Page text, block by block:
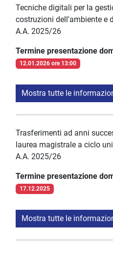
Tecniche digitali per la
costruzioni dell'ambiente e
A.A. 2025/26
Termine presentazione
12.01.2026 ore 13:00
Mostra tutte le
Trasferimenti ad anni
laurea magistrale a ciclo
A.A. 2025/26
Termine presentazione
17.12.2025
Mostra tutte le